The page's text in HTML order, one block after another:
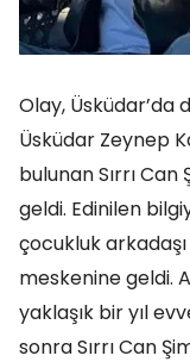
Olay, Üsküdar’da
Üsküdar Zeynep
bulunan Sırrı
geldi. Edinilen
çocukluk arkadaşı
meskenine geldi.
yaklaşık bir yıl
sonra Sırrı Can